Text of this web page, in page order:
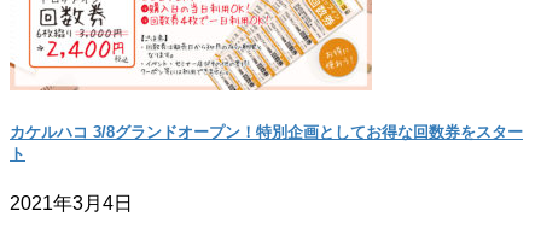
カケルハコ 3/8グランドオープン！特別企画としてお得な回数券をスター
ト
2021年3月4日